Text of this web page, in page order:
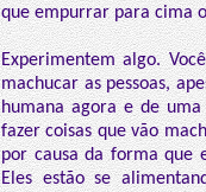
que empurrar para cima
Experimentem algo.
machucar as pessoas,
humana agora e de
fazer coisas que vão
por causa da forma que
Eles estão se